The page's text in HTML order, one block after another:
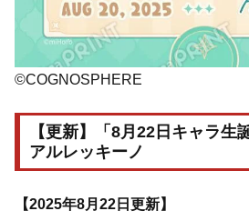
©COGNOSPHERE
【更新】「8月22日キャラ生
アルレッキーノ
【2025年8月22日更新】